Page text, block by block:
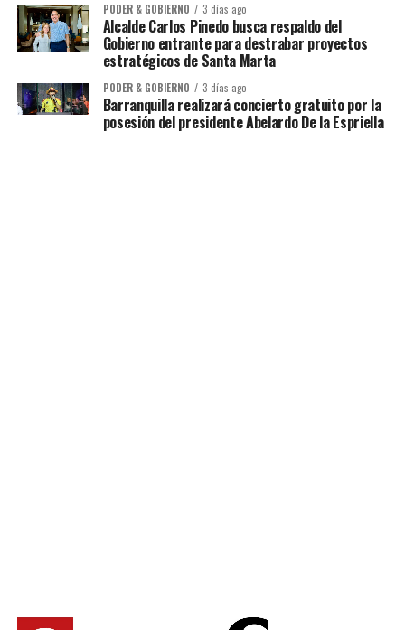
PODER & GOBIERNO 3 días ago
Alcalde Carlos Pinedo busca respaldo del
Gobierno entrante para destrabar proyectos
estratégicos de Santa Marta
PODER & GOBIERNO 3 días ago
Barranquilla realizará concierto gratuito por la
posesión del presidente Abelardo De la Espriella